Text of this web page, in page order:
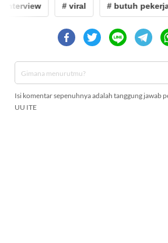
interview # viral # butuh
Isi komentar sepenuhnya adalah tanggung jawab
UU ITE